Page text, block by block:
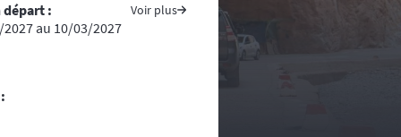
départ : Voir plus
au 10/03/2027
traversés, prenez avec vous
du ministère des affaires
conseillé voire indispensable
randonnée, vous vous
d’assistance médicale locale.
la progression de la course. La